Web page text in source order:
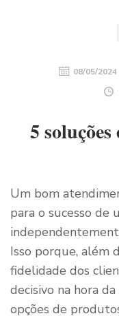
08/05/2024
5
Um bom
para o sucesso de
Isso porque, além
fidelidade dos
decisivo na hora
opções de